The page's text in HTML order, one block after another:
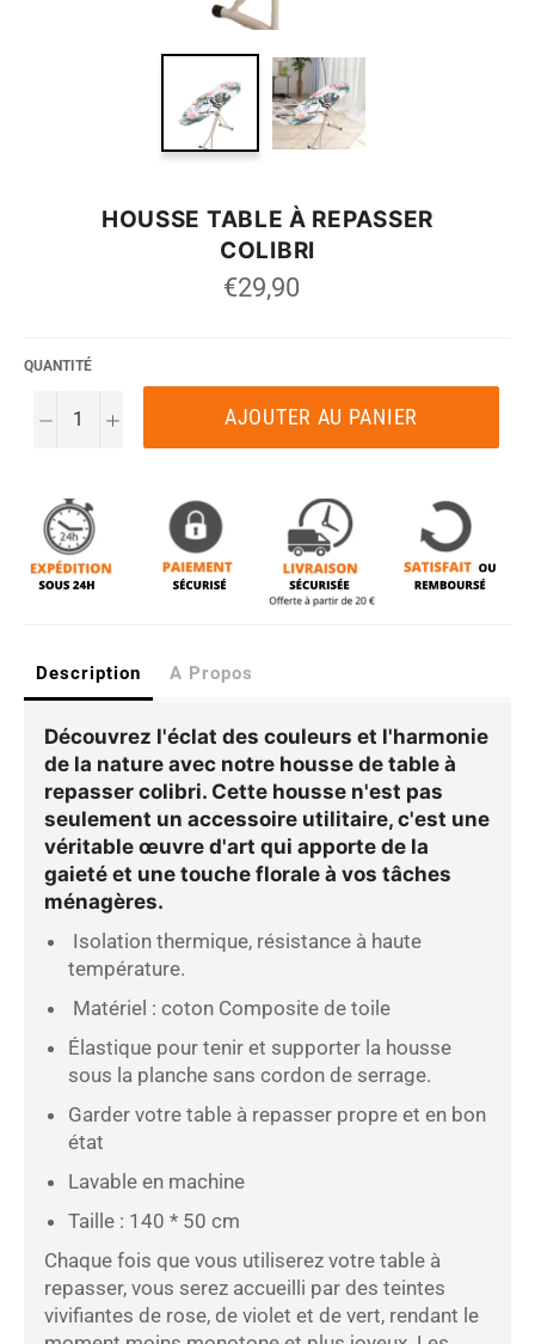
HOUSSE TABLE À REPASSER
COLIBRI
Prix
régulier
€29,90
QUANTITÉ
− + AJOUTER AU PANIER
Description A Propos
Découvrez l'éclat des couleurs et l'harmonie
de la nature avec notre housse de table à
repasser colibri. Cette housse n'est pas
seulement un accessoire utilitaire, c'est une
véritable œuvre d'art qui apporte de la
gaieté et une touche florale à vos tâches
ménagères.
Isolation thermique, résistance à haute
température.
Matériel : coton Composite de toile
Élastique pour tenir et supporter la housse
sous la planche sans cordon de serrage.
Garder votre table à repasser propre et en bon
état
Lavable en machine
Taille : 140 * 50 cm
Chaque fois que vous utiliserez votre table à
repasser, vous serez accueilli par des teintes
vivifiantes de rose, de violet et de vert, rendant le